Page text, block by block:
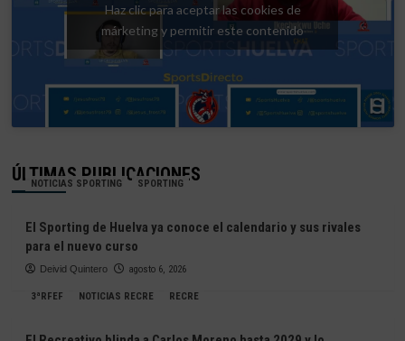
Haz clic para aceptar las cookies de
márketing y permitir este contenido
ÚLTIMAS PUBLICACIONES
NOTICIAS SPORTING SPORTING
El Sporting de Huelva ya conoce el calendario y sus rivales
para el nuevo curso
Deivid Quintero agosto 6, 2026
3ªRFEF NOTICIAS RECRE RECRE